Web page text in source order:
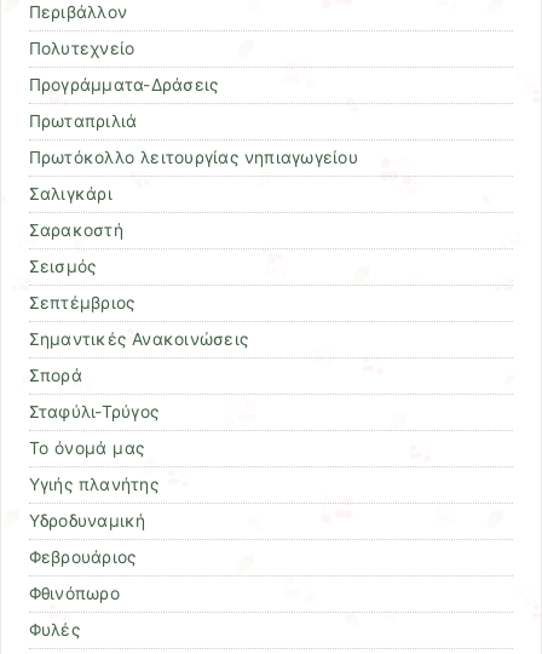
Περιβάλλον
Πολυτεχνείο
Προγράμματα-Δράσεις
Πρωταπριλιά
Πρωτόκολλο λειτουργίας νηπιαγωγείου
Σαλιγκάρι
Σαρακοστή
Σεισμός
Σεπτέμβριος
Σημαντικές Ανακοινώσεις
Σπορά
Σταφύλι-Τρύγος
Το όνομά μας
Υγιής πλανήτης
Υδροδυναμική
Φεβρουάριος
Φθινόπωρο
Φυλές